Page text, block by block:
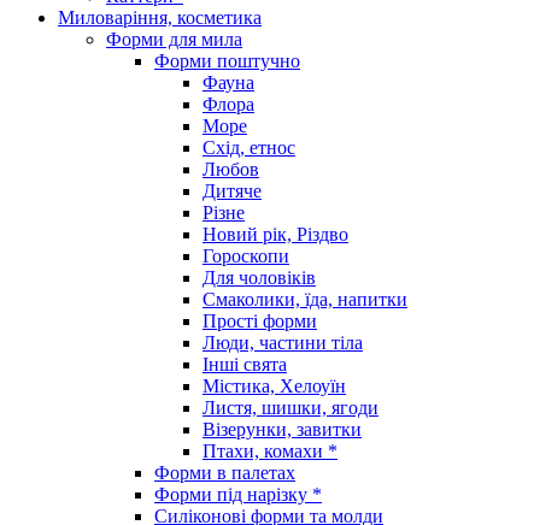
Миловаріння, косметика
Форми для мила
Форми поштучно
Фауна
Флора
Море
Схід, етнос
Любов
Дитяче
Різне
Новий рік, Різдво
Гороскопи
Для чоловіків
Смаколики, їда, напитки
Прості форми
Люди, частини тіла
Інші свята
Містика, Хелоуїн
Листя, шишки, ягоди
Візерунки, завитки
Птахи, комахи *
Форми в палетах
Форми під нарізку *
Силіконові форми та молди